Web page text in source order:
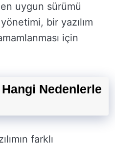
uygun sürümü
bir yazılım
için
Nedenlerle
farklı